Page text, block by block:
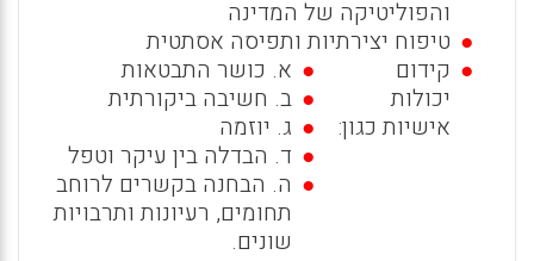
והפוליטיקה של המדינה
טיפוח יצירתיות ותפיסה אסתטית
קידום
יכולות
אישיות כגון:
א. כושר התבטאות
ב. חשיבה ביקורתית
ג. יוזמה
ד. הבדלה בין עיקר וטפל
ה. הבחנה בקשרים לרוחב
תחומים, רעיונות ותרבויות
שונים.